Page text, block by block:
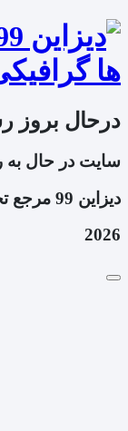
درحال بروز
سایت در حال به
دیزاین 99 مرجع تخصصی طرح های گرافیکی
2026